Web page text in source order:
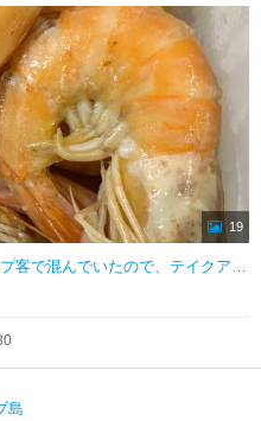
19
週末だったからかグループ客で混んでいたので、テイクアウトしました。 人気らしい、海老のガーリックバターみたいのをハーフで注文。テイクアウトも、だいぶ待ちました。 245ペソ。 海老は10匹以上は入っていたと思います。
島